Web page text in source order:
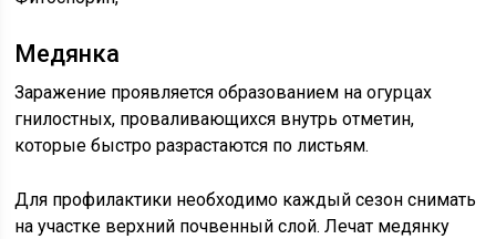
Медянка
Заражение проявляется образованием на огурцах
гнилостных, проваливающихся внутрь отметин,
которые быстро разрастаются по листьям.
Для профилактики необходимо каждый сезон снимать
на участке верхний почвенный слой. Лечат медянку